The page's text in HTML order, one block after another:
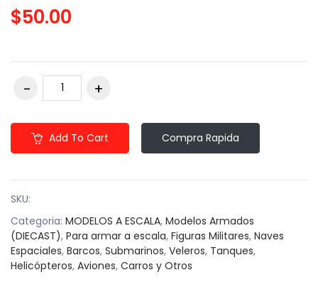
$50.00
Add To Cart Compra Rapida
SKU:
Categoria: MODELOS A ESCALA, Modelos Armados
(DIECAST), Para armar a escala, Figuras Militares, Naves
Espaciales, Barcos, Submarinos, Veleros, Tanques,
Helicópteros, Aviones, Carros y Otros